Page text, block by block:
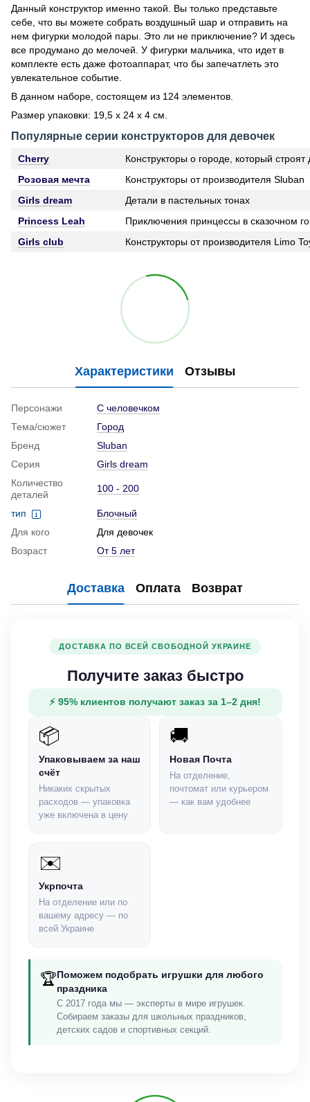
Данный конструктор именно такой. Вы только представьте
себе, что вы можете собрать воздушный шар и отправить на
нем фигурки молодой пары. Это ли не приключение? И здесь
все продумано до мелочей. У фигурки мальчика, что идет в
комплекте есть даже фотоаппарат, что бы запечатлеть это
увлекательное событие.
В данном наборе, состоящем из 124 элементов.
Размер упаковки: 19,5 х 24 х 4 см.
Популярные серии конструкторов для девочек
Cherry
Конструкторы о городе, который строят
Розовая мечта
Конструкторы от производителя Sluban
Girls dream
Детали в пастельных тонах
Princess Leah
Приключения принцессы в сказочном
Girls club
Конструкторы от производителя Limo
Характеристики Отзывы
Персонажи
С человечком
Тема/сюжет
Город
Бренд
Sluban
Серия
Girls dream
Количество
деталей
100 - 200
тип
Блочный
Для кого
Для девочек
Возраст
От 5 лет
Доставка Оплата Возврат
ДОСТАВКА ПО ВСЕЙ СВОБОДНОЙ УКРАИНЕ
Получите заказ быстро
⚡ 95% клиентов получают заказ за 1–2 дня!
📦
Упаковываем за наш
счёт
Никаких скрытых
расходов — упаковка
уже включена в цену
🚚
Новая Почта
На отделение,
почтомат или курьером
— как вам удобнее
✉️
Укрпочта
На отделение или по
вашему адресу — по
всей Украине
🏆Поможем подобрать игрушки для любого
праздника
С 2017 года мы — эксперты в мире игрушек.
Собираем заказы для школьных праздников,
детских садов и спортивных секций.